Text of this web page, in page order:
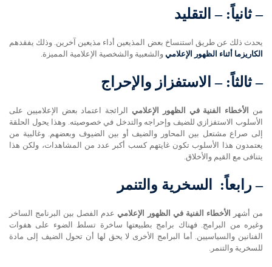
–ثانياً: – التقليد
يحدث ذلك عن طريق استنساخ بعض المذيعين أداء مذيعين آخرين. وذلك يفقدهم
الكاريزما أثناء الظهور الإعلامي والشعبية والشخصية الإعلامية المميزة.
–ثالثاً: – الاستفزاز والإحراج
من الأخطاء الفنية في الظهور الإعلامي الرائجة اعتماد بعض الإعلاميين على
الأسلوب الاستفزازي للضيف وإحراجه والتدخل في خصوصيته. وهذا يحول الحلقة
إلى صراع مشتعل بين المحاور والضيف أو بين الضيوف وبعضهم. وغالبية من
يعتمدون هذا الأسلوب تكون غايتهم كسب أكبر عدد من المشاهدات، ولكن هذا
يتنافى مع القيم والأخلاق.
–رابعاً: السخرية والتنمر
من أشهر الأخطاء الفنية في الظهور الإعلامي عدم الفصل بين البرنامج الساخر
وغيره من البرامج. فهناك برامج بطبيعتها ساخرة تسلط الضوء على هفوات
الفنانين والسياسيين. أما البرامج الأخرى لا يحق لها أن تحول الضيف إلى مادة
للسخرية والتنمر.